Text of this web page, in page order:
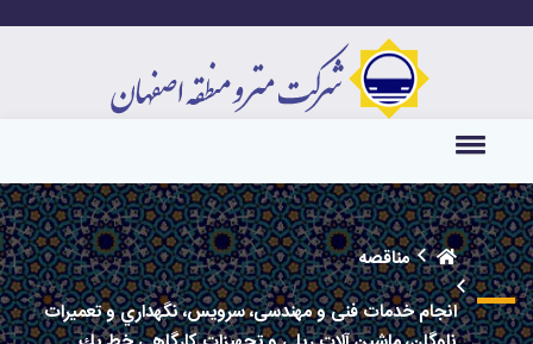
مناقصه
انجام خدمات ​فنی و مهندسی، سرويس، نگهداري و تعميرات